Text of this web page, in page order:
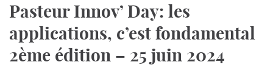
Pasteur Innov’ Day: les
applications, c’est fondamental
2ème édition – 25 juin 2024